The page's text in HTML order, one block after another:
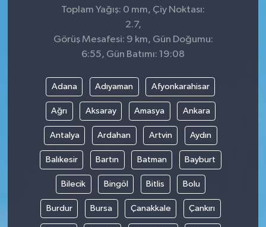
Toplam Yağış: 0 mm, Çiy Noktası:
2.7,
Görüş Mesafesi: 9 km, Gün Doğumu:
6:55, Gün Batımı: 19:08
Adana Adıyaman Afyonkarahisar
Ağrı Aksaray Amasya Ankara
Antalya Ardahan Artvin Aydın
Balıkesir Bartın Batman Bayburt
Bilecik Bingöl Bitlis Bolu
Burdur Bursa Çanakkale Çankırı